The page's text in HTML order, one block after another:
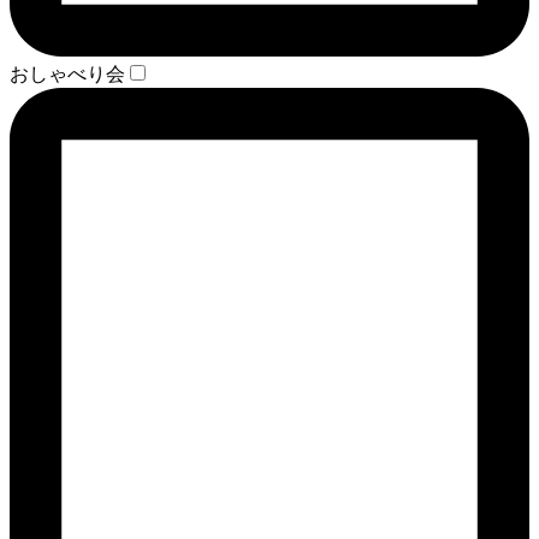
おしゃべり会